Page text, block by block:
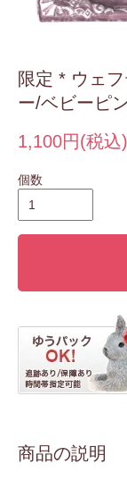
限定 * ウェ
ー/ベビーピ
1,100円(税込)
個数
商品の説明